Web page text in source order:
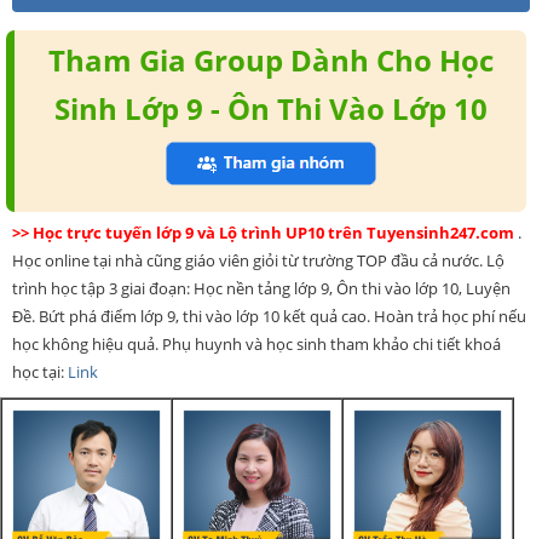
Tham Gia Group Dành Cho Học
Sinh Lớp 9 - Ôn Thi Vào Lớp 10
>> Học trực tuyến lớp 9 và Lộ trình UP10 trên Tuyensinh247.com .
Học online tại nhà cũng giáo viên giỏi từ trường TOP đầu cả nước. Lộ
trình học tập 3 giai đoạn: Học nền tảng lớp 9, Ôn thi vào lớp 10, Luyện
Đề. Bứt phá điểm lớp 9, thi vào lớp 10 kết quả cao. Hoàn trả học phí nếu
học không hiệu quả. Phụ huynh và học sinh tham khảo chi tiết khoá
học tại: Link